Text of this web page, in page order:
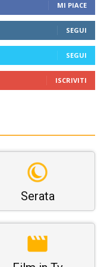
MI PIACE
SEGUI
SEGUI
ISCRIVITI
Serata